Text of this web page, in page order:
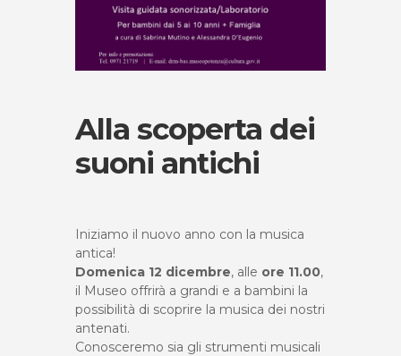
Alla scoperta dei
suoni antichi
Iniziamo il nuovo anno con la musica
antica!
Domenica 12 dicembre, alle ore 11.00,
il Museo offrirà a grandi e a bambini la
possibilità di scoprire la musica dei nostri
antenati.
Conosceremo sia gli strumenti musicali